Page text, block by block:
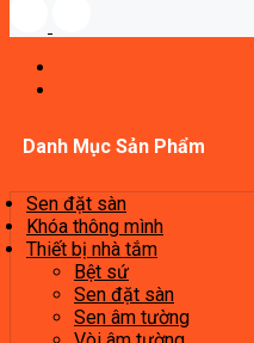
số
Danh Mục Sản Phẩm
Sen đặt sàn
Khóa thông mình
Thiết bị nhà tắm
Bệt sứ
Sen đặt sàn
Sen âm tường